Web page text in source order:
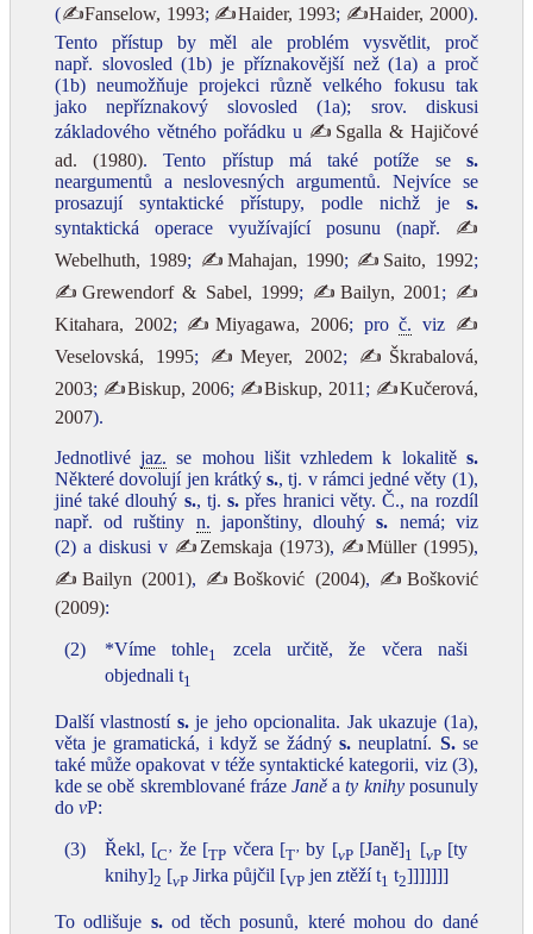
(✍Fanselow, 1993; ✍Haider, 1993; ✍Haider, 2000).
Tento přístup by měl ale problém vysvětlit, proč
např. slovosled (1b) je příznakovější než (1a) a proč
(1b) neumožňuje projekci různě velkého fokusu tak
jako nepříznakový slovosled (1a); srov. diskusi
základového větného pořádku u ✍Sgalla & Hajičové
ad. (1980). Tento přístup má také potíže se s.
neargumentů a neslovesných argumentů. Nejvíce se
prosazují syntaktické přístupy, podle nichž je s.
syntaktická operace využívající posunu (např. ✍
Webelhuth, 1989; ✍Mahajan, 1990; ✍Saito, 1992;
✍Grewendorf & Sabel, 1999; ✍Bailyn, 2001 ; ✍
Kitahara, 2002; ✍Miyagawa, 2006; proč. viz ✍
Veselovská, 1995; ✍Meyer, 2002; ✍Škrabalová,
2003; ✍Biskup, 2006; ✍Biskup, 2011 ; ✍Kučerová,
2007).
Jednotlivéjaz. se mohou lišit vzhledem k lokalitě s.
Některé dovolují jen krátkýs., tj. v rámci jedné věty (1),
jiné také dlouhý s., tj.s. přes hranici věty. Č., na rozdíl
např. od ruštiny n. japonštiny, dlouhýs. nemá; viz
(2) a diskusi v ✍Zemskaja (1973), ✍Müller (1995),
✍Bailyn (2001), ✍Bošković (2004), ✍Bošković
(2009):
(2) *Víme tohle1
zcela určitě, že včera naši
objednali t1
Další vlastností s.je jeho opcionalita. Jak ukazuje (1a),
věta je gramatická, i když se žádnýs. neuplatní. S.se
také může opakovat v téže syntaktické kategorii, viz (3),
kde se obě skremblované fráze Janěaty knihyposunuly
do vP:
(3) Řekl, [C’ že [TP včera [T’ by [vP[Janě]1 [vP[ty
knihy]2 [vP Jirka půjčil [VP jen ztěží t1 t2]]]]]]]
To odlišuje s.od těch posunů, které mohou do dané